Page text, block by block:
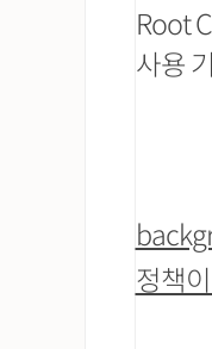
Root
사용
정책